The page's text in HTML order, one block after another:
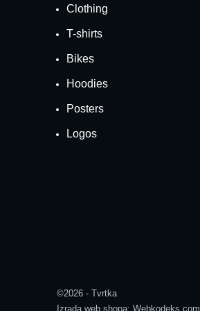
Clothing
T-shirts
Bikes
Hoodies
Posters
Logos
©2026 - Tvrtka
Izrada web shopa: Webkodeks.com